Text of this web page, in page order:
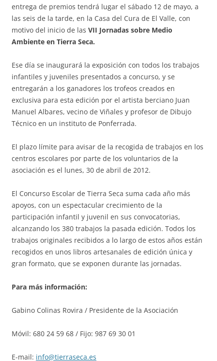
entrega de premios tendrá lugar el sábado 12 de mayo, a
las seis de la tarde, en la Casa del Cura de El Valle, con
motivo del inicio de las VII Jornadas sobre Medio
Ambiente en Tierra Seca.
Ese día se inaugurará la exposición con todos los trabajos
infantiles y juveniles presentados a concurso, y se
entregarán a los ganadores los trofeos creados en
exclusiva para esta edición por el artista berciano Juan
Manuel Albares, vecino de Viñales y profesor de Dibujo
Técnico en un instituto de Ponferrada.
El plazo límite para avisar de la recogida de trabajos en los
centros escolares por parte de los voluntarios de la
asociación es el lunes, 30 de abril de 2012.
El Concurso Escolar de Tierra Seca suma cada año más
apoyos, con un espectacular crecimiento de la
participación infantil y juvenil en sus convocatorias,
alcanzando los 380 trabajos la pasada edición. Todos los
trabajos originales recibidos a lo largo de estos años están
recogidos en unos libros artesanales de edición única y
gran formato, que se exponen durante las jornadas.
Para más información:
Gabino Colinas Rovira / Presidente de la Asociación
Móvil: 680 24 59 68 / Fijo: 987 69 30 01
E-mail: info@tierraseca.es